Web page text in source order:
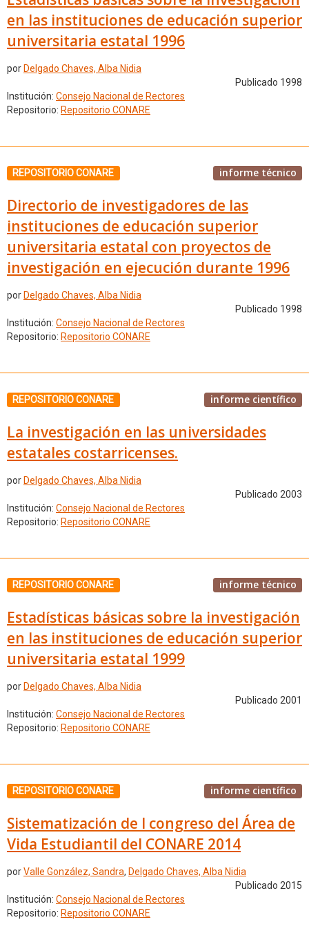
en las instituciones de educación superior
universitaria estatal 1996
por Delgado Chaves, Alba Nidia
Publicado 1998
Institución: Consejo Nacional de Rectores
Repositorio: Repositorio CONARE
REPOSITORIO CONARE informe técnico
Directorio de investigadores de las
instituciones de educación superior
universitaria estatal con proyectos de
investigación en ejecución durante 1996
por Delgado Chaves, Alba Nidia
Publicado 1998
Institución: Consejo Nacional de Rectores
Repositorio: Repositorio CONARE
REPOSITORIO CONARE informe científico
La investigación en las universidades
estatales costarricenses.
por Delgado Chaves, Alba Nidia
Publicado 2003
Institución: Consejo Nacional de Rectores
Repositorio: Repositorio CONARE
REPOSITORIO CONARE informe técnico
Estadísticas básicas sobre la investigación
en las instituciones de educación superior
universitaria estatal 1999
por Delgado Chaves, Alba Nidia
Publicado 2001
Institución: Consejo Nacional de Rectores
Repositorio: Repositorio CONARE
REPOSITORIO CONARE informe científico
Sistematización de I congreso del Área de
Vida Estudiantil del CONARE 2014
porValle González, Sandra, Delgado Chaves, Alba Nidia
Publicado 2015
Institución: Consejo Nacional de Rectores
Repositorio: Repositorio CONARE